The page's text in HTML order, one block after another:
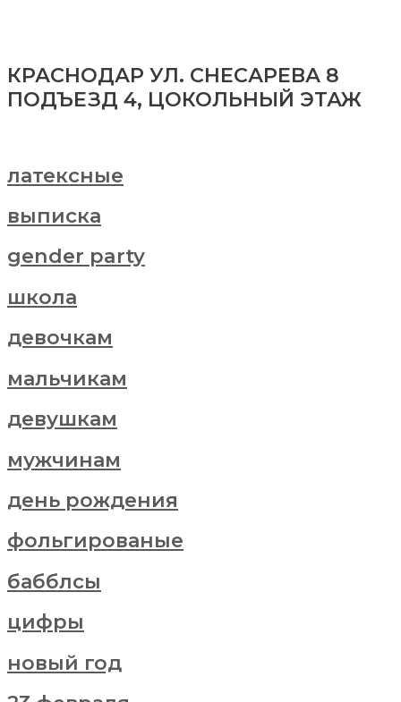
КРАСНОДАР УЛ. СНЕСАРЕВА 8
ПОДЪЕЗД 4, ЦОКОЛЬНЫЙ ЭТАЖ
латексные
выписка
gender party
школа
девочкам
мальчикам
девушкам
мужчинам
день рождения
фольгированые
бабблсы
цифры
новый год